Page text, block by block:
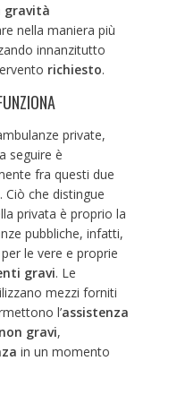
gravità
nella maniera più
innanzitutto
richiesto.
private,
seguire è
fra questi due
Ciò che distingue
privata è proprio la
pubbliche, infatti,
le vere e proprie
gravi. Le
mezzi forniti
l’assistenza
gravi,
in un momento